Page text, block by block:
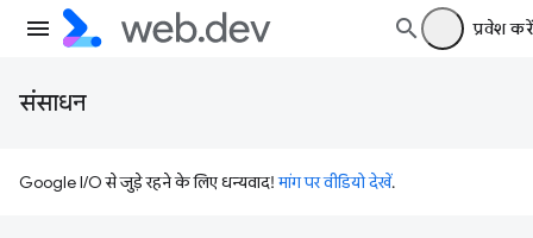
प्रवेश करें
संसाधन
Google I/O से जुड़े रहने के लिए धन्यवाद!मांग पर वीडियो देखें.